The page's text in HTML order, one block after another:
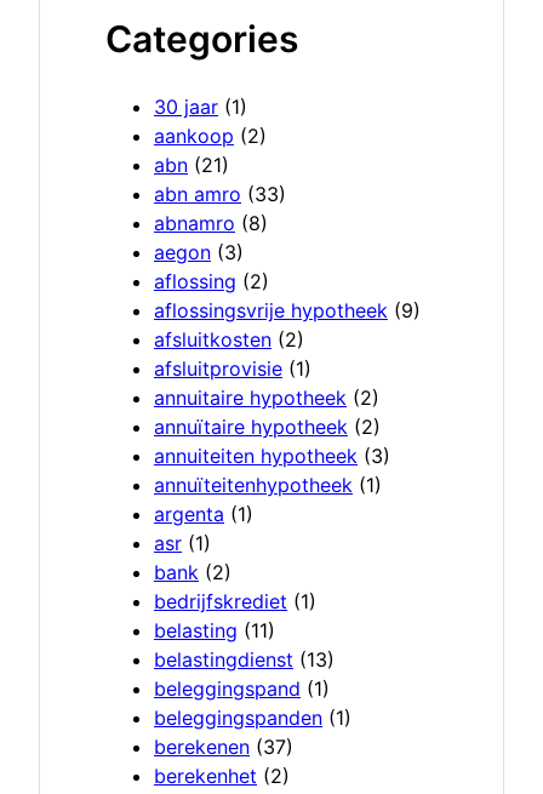
Categories
30 jaar (1)
aankoop (2)
abn (21)
abn amro (33)
abnamro (8)
aegon (3)
aflossing (2)
aflossingsvrije hypotheek (9)
afsluitkosten (2)
afsluitprovisie (1)
annuitaire hypotheek (2)
annuïtaire hypotheek (2)
annuiteiten hypotheek (3)
annuïteitenhypotheek (1)
argenta (1)
asr (1)
bank (2)
bedrijfskrediet (1)
belasting (11)
belastingdienst (13)
beleggingspand (1)
beleggingspanden (1)
berekenen (37)
berekenhet (2)